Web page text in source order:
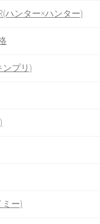
ハンター×ハンター)
ンプリ)
ミー)